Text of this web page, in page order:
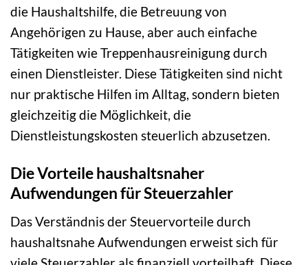
die Haushaltshilfe, die Betreuung von
Angehörigen zu Hause, aber auch einfache
Tätigkeiten wie Treppenhausreinigung durch
einen Dienstleister. Diese Tätigkeiten sind nicht
nur praktische Hilfen im Alltag, sondern bieten
gleichzeitig die Möglichkeit, die
Dienstleistungskosten steuerlich abzusetzen.
Die Vorteile haushaltsnaher
Aufwendungen für Steuerzahler
Das Verständnis der Steuervorteile durch
haushaltsnahe Aufwendungen erweist sich für